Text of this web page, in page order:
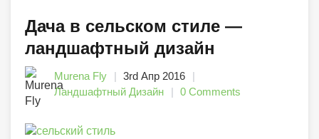
Дача в сельском стиле —
ландшафтный дизайн
Murena Fly
3rd Апр 2016
Ландшафтный Дизайн
0 Comments